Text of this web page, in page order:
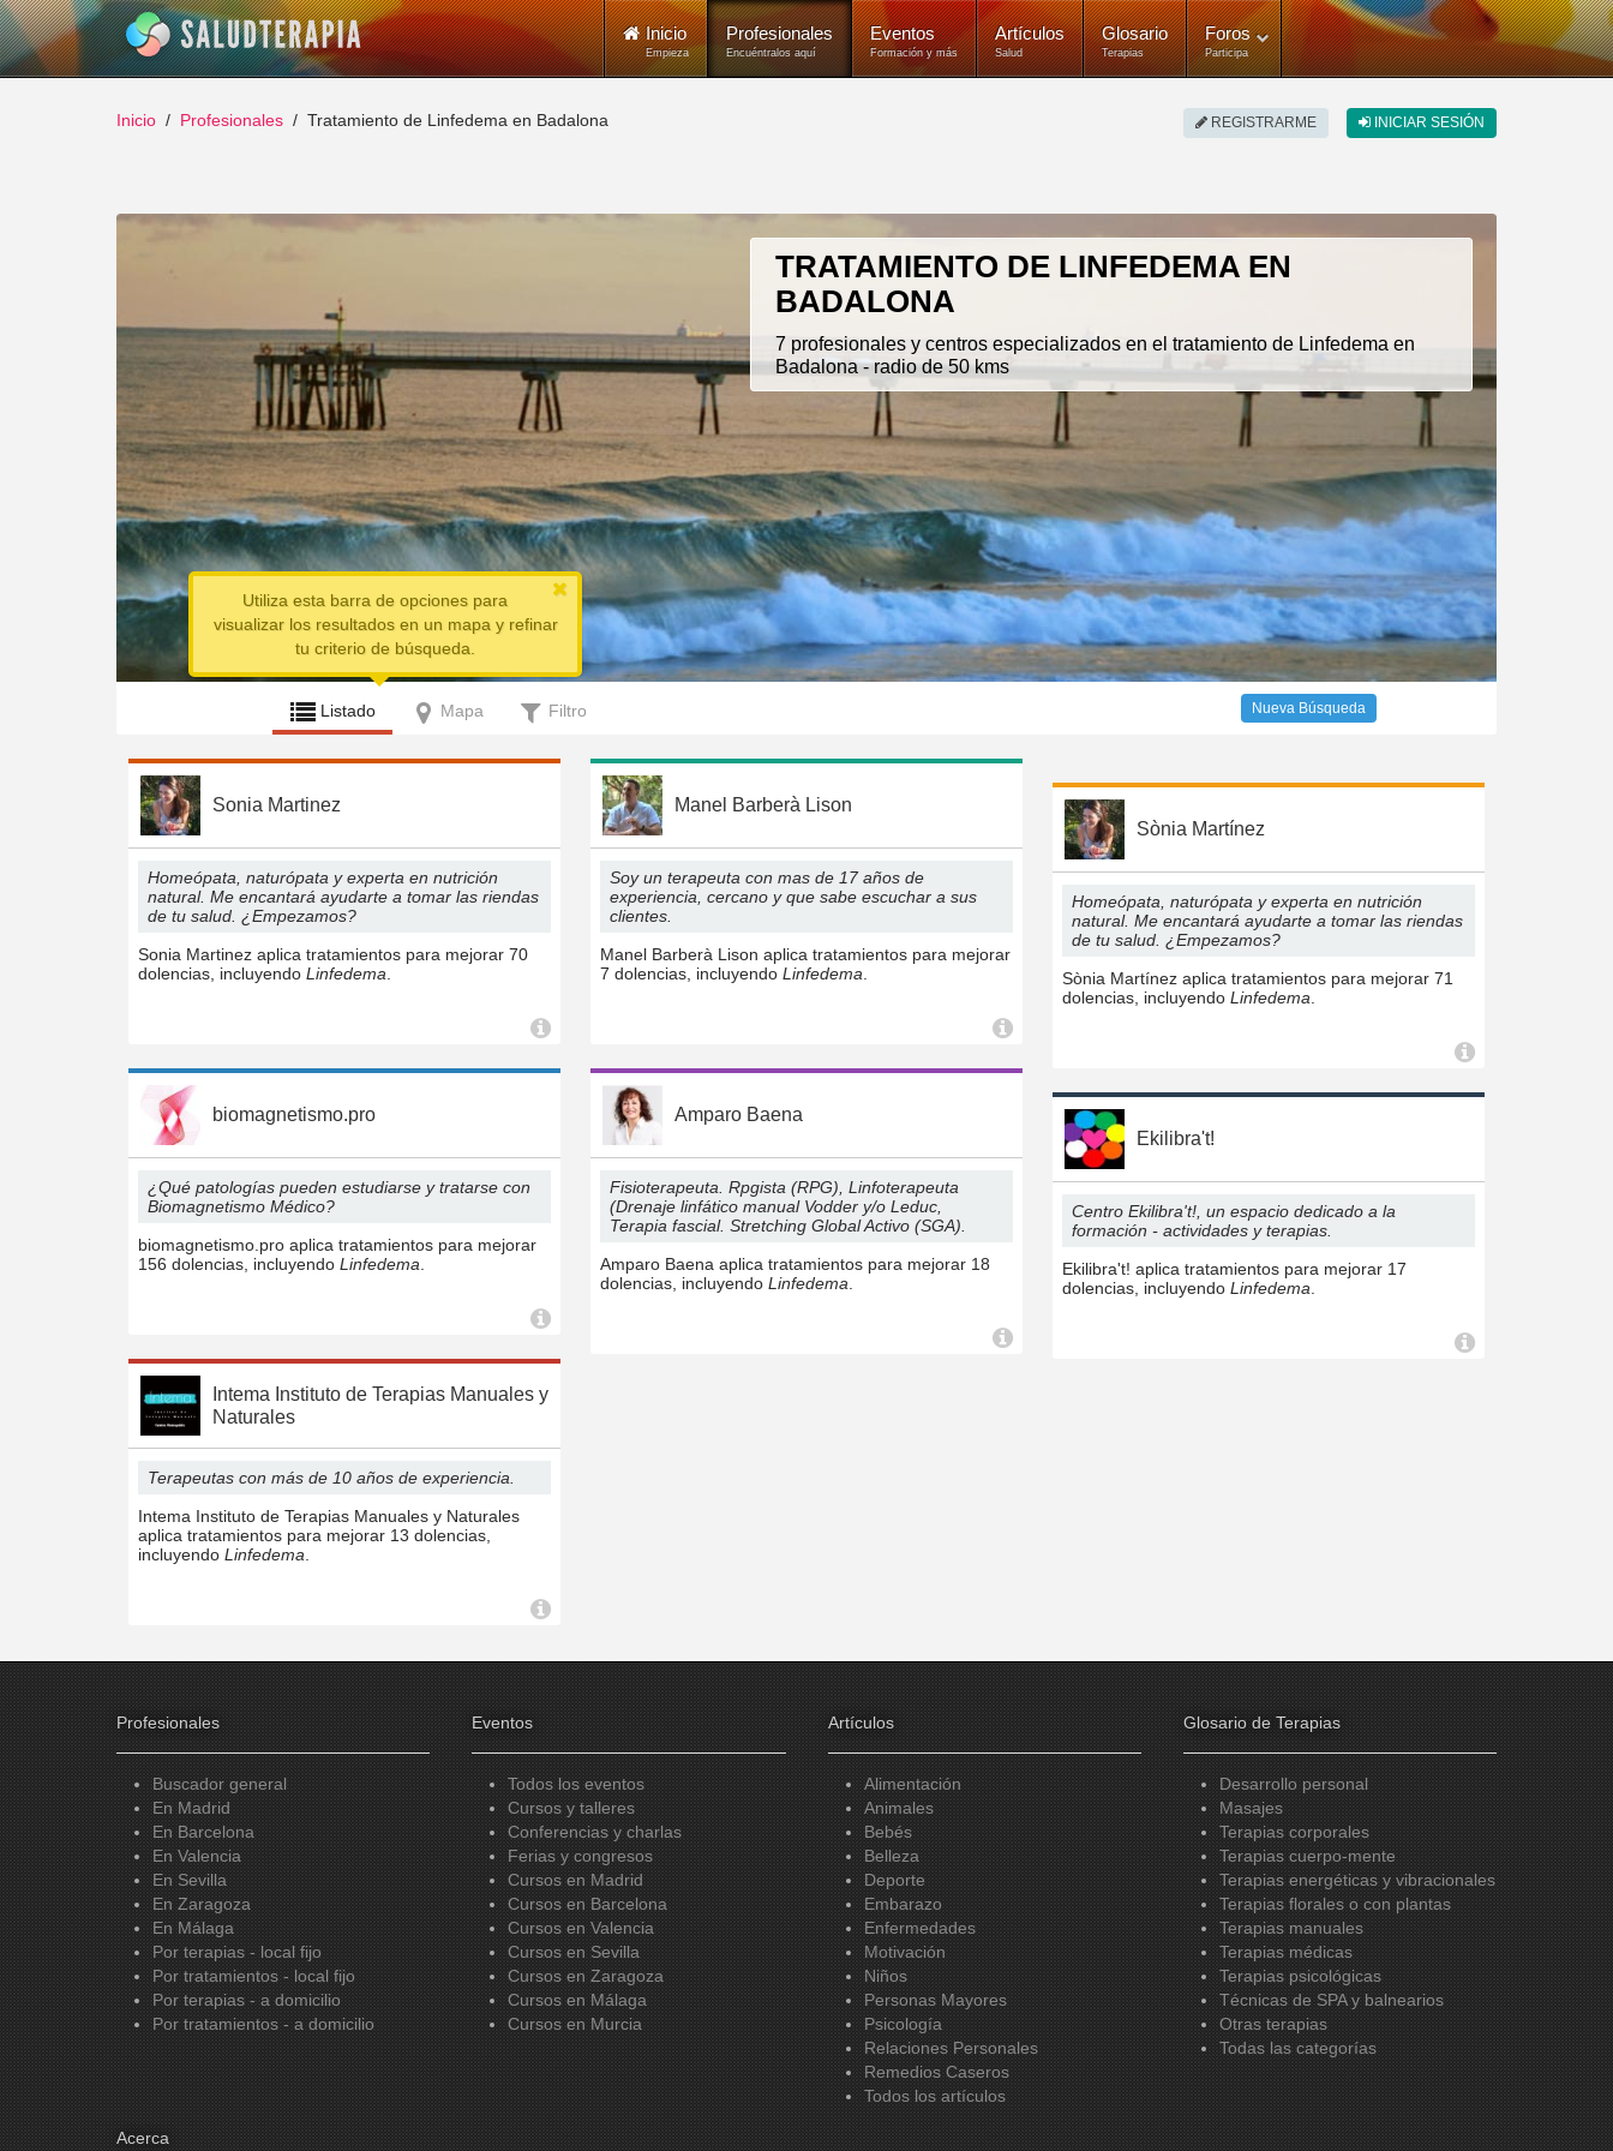
Inicio
Empieza
Profesionales
Encuéntralos aquí
Eventos
Formación y más
Artículos
Salud
Glosario
Terapias
Foros
Participa
REGISTRARME INICIAR SESIÓN
Inicio Profesionales Tratamiento de Linfedema en Badalona
TRATAMIENTO DE LINFEDEMA EN
BADALONA
7 profesionales y centros especializados en el tratamiento de Linfedema en
Badalona - radio de 50 kms
Listado Mapa Filtro Nueva Búsqueda
Utiliza esta barra de opciones para
visualizar los resultados en un mapa y refinar
tu criterio de búsqueda.
Sonia Martinez
Homeópata, naturópata y experta en nutrición
natural. Me encantará ayudarte a tomar las riendas
de tu salud. ¿Empezamos?
Sonia Martinez aplica tratamientos para mejorar 70
dolencias, incluyendo Linfedema
Manel Barberà Lison
Soy un terapeuta con mas de 17 años de
experiencia, cercano y que sabe escuchar a sus
clientes.
Manel Barberà Lison aplica tratamientos para mejorar
7 dolencias, incluyendo Linfedema
Sònia Martínez
Homeópata, naturópata y experta en nutrición
natural. Me encantará ayudarte a tomar las riendas
de tu salud. ¿Empezamos?
Sònia Martínez aplica tratamientos para mejorar 71
dolencias, incluyendo Linfedema
biomagnetismo.pro
¿Qué patologías pueden estudiarse y tratarse con
Biomagnetismo Médico?
biomagnetismo.pro aplica tratamientos para mejorar
156 dolencias, incluyendo Linfedema
Amparo Baena
Fisioterapeuta. Rpgista (RPG), Linfoterapeuta
(Drenaje linfático manual Vodder y/o Leduc,
Terapia fascial. Stretching Global Activo (SGA).
Amparo Baena aplica tratamientos para mejorar 18
dolencias, incluyendo Linfedema
Ekilibra't!
Centro Ekilibra't!, un espacio dedicado a la
formación - actividades y terapias.
Ekilibra't! aplica tratamientos para mejorar 17
dolencias, incluyendo Linfedema
Intema Instituto de Terapias Manuales y
Naturales
Terapeutas con más de 10 años de experiencia.
Intema Instituto de Terapias Manuales y Naturales
aplica tratamientos para mejorar 13 dolencias,
incluyendo Linfedema
Profesionales
Buscador general
En Madrid
En Barcelona
En Valencia
En Sevilla
En Zaragoza
En Málaga
Por terapias - local fijo
Por tratamientos - local fijo
Por terapias - a domicilio
Por tratamientos - a domicilio
Eventos
Todos los eventos
Cursos y talleres
Conferencias y charlas
Ferias y congresos
Cursos en Madrid
Cursos en Barcelona
Cursos en Valencia
Cursos en Sevilla
Cursos en Zaragoza
Cursos en Málaga
Cursos en Murcia
Artículos
Alimentación
Animales
Bebés
Belleza
Deporte
Embarazo
Enfermedades
Motivación
Niños
Personas Mayores
Psicología
Relaciones Personales
Remedios Caseros
Todos los artículos
Glosario de Terapias
Desarrollo personal
Masajes
Terapias corporales
Terapias cuerpo-mente
Terapias energéticas y vibracionales
Terapias florales o con plantas
Terapias manuales
Terapias médicas
Terapias psicológicas
Técnicas de SPA y balnearios
Otras terapias
Todas las categorías
Acerca